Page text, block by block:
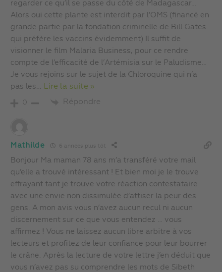
regarder ce qu’il se passe du côté de Madagascar…
Alors oui cette plante est interdit par l’OMS (financé en
grande partie par la fondation criminelle de Bill Gates
qui préfère les vaccins évidemment) Il suffit de
visionner le film Malaria Business, pour ce rendre
compte de l’efficacité de l’Artémisia sur le Paludisme…
Je vous rejoins sur le sujet de la Chloroquine qui n’a
pas les… Lire la suite »
0 Répondre
Mathilde 6 années plus tôt
Bonjour Ma maman 78 ans m’a transféré votre mail
qu’elle a trouvé intéressant ! Et bien moi je le trouve
effrayant tant je trouve votre réaction contestataire
avec une envie non dissimulée d’attiser la peur des
gens. A mon avis vous n’avez aucun recul ni aucun
discernement sur ce que vous entendez … vous
affirmez ! Vous ne laissez aucun libre arbitre à vos
lecteurs et profitez de leur confiance pour leur bourrer
le crâne. Après la lecture de votre lettre j’en déduit que
vous n’avez pas su comprendre les mots de Sibeth